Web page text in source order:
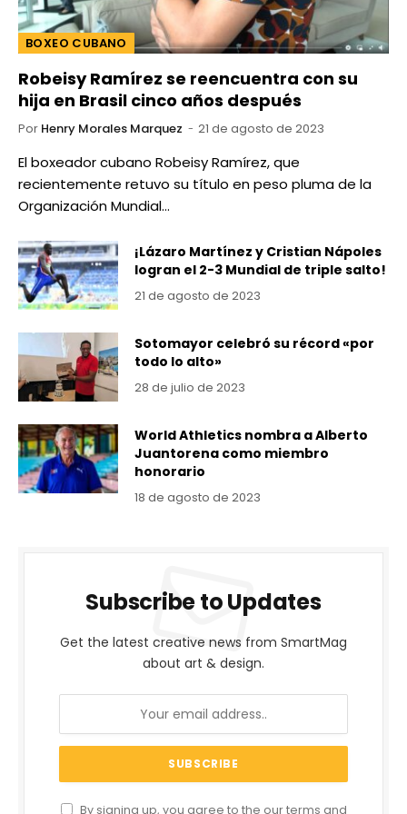
BOXEO CUBANO
Robeisy Ramírez se reencuentra con su
hija en Brasil cinco años después
Por Henry Morales Marquez 21 de agosto de 2023
El boxeador cubano Robeisy Ramírez, que
recientemente retuvo su título en peso pluma de la
Organización Mundial…
¡Lázaro Martínez y Cristian Nápoles
logran el 2-3 Mundial de triple salto!
21 de agosto de 2023
Sotomayor celebró su récord «por
todo lo alto»
28 de julio de 2023
World Athletics nombra a Alberto
Juantorena como miembro
honorario
18 de agosto de 2023
Subscribe to Updates
Get the latest creative news from SmartMag
about art & design.
By signing up, you agree to the our terms and